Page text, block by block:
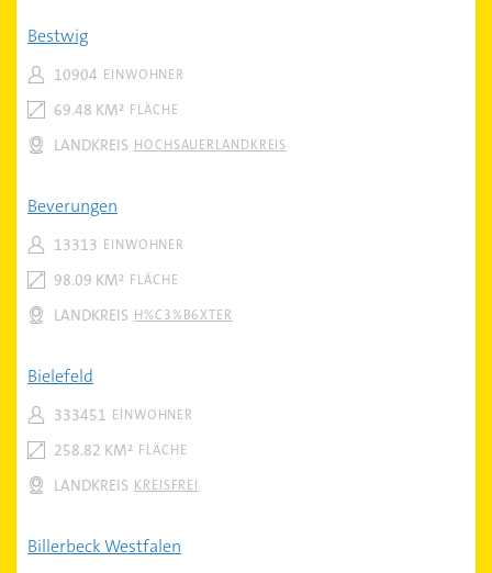
Bestwig
EINWOHNER
10904
FLÄCHE
69.48 KM²
HOCHSAUERLANDKREIS
LANDKREIS
Beverungen
EINWOHNER
13313
FLÄCHE
98.09 KM²
H%C3%B6XTER
LANDKREIS
Bielefeld
EINWOHNER
333451
FLÄCHE
258.82 KM²
KREISFREI
LANDKREIS
Billerbeck Westfalen